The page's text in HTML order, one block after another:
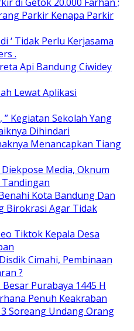
Parkir Kenapa Parkir
‘ Tidak Perlu Kerjasama
.
Api Bandung Ciwidey
Lewat Aplikasi
Kegiatan Sekolah Yang
Dihindari
Menancapkan Tiang
Media, Oknum
Kota Bandung Dan
Birokrasi Agar Tidak
Tiktok Kepala Desa
Cimahi, Pembinaan
?
Purabaya 1445 H
Penuh Keakraban
Soreang Undang Orang